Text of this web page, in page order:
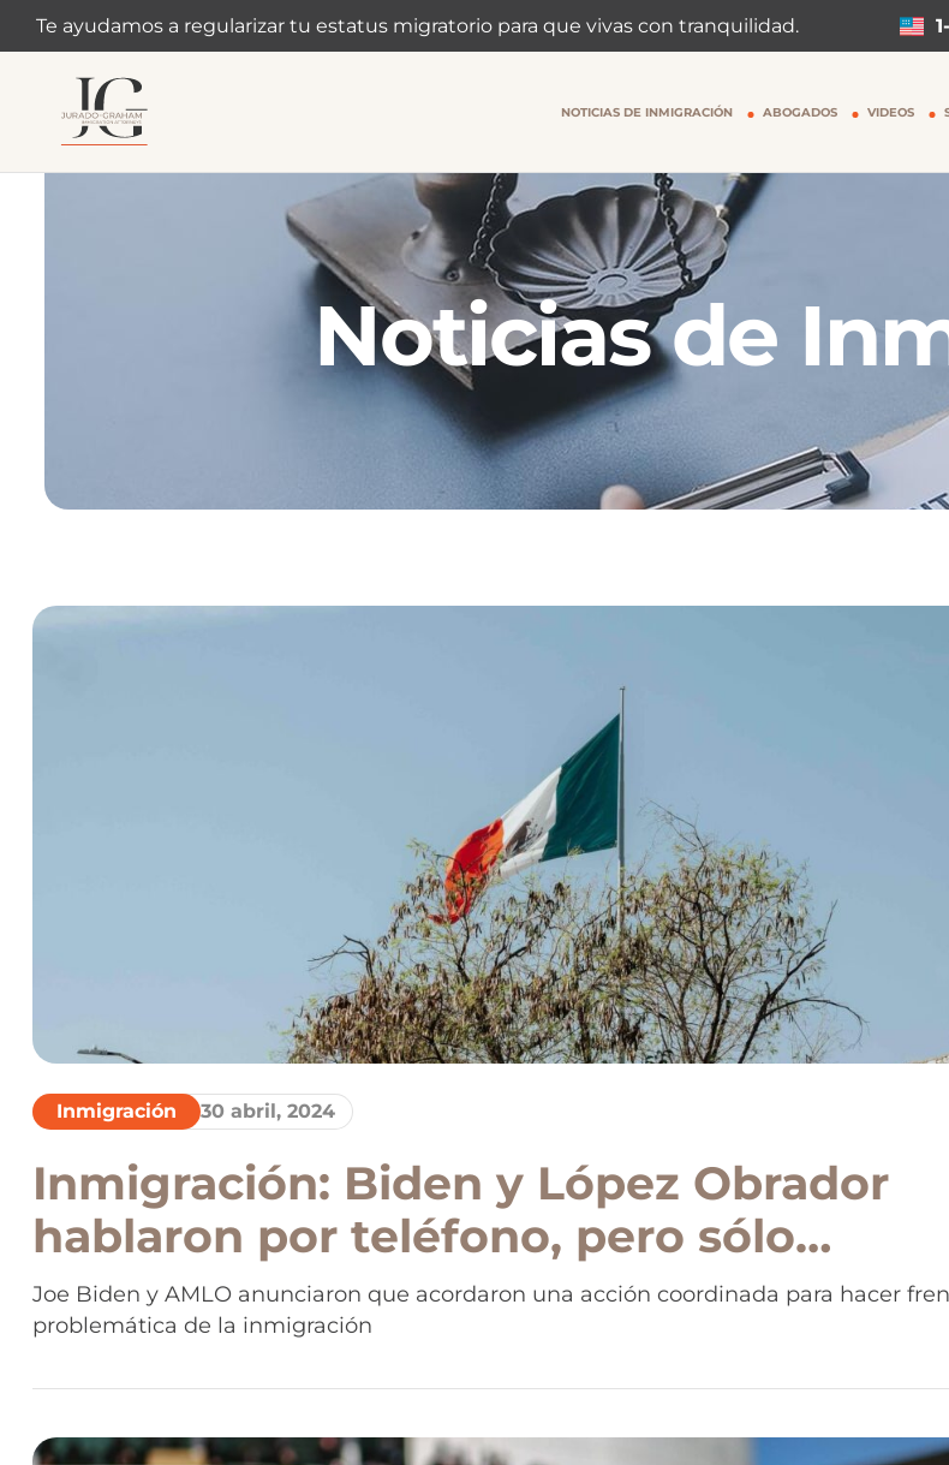
Te ayudamos a regularizar tu estatus migratorio para que vivas con tranquilidad.
NOTICIAS DE INMIGRACIÓN ABOGADOS VIDEOS
Noticias de
Inmigración 30 abril, 2024
Inmigración: Biden y López Obrador
hablaron por teléfono, pero sólo
acordaron “actuar juntos”
Joe Biden y AMLO anunciaron que acordaron una acción coordinada para hacer
problemática de la inmigración